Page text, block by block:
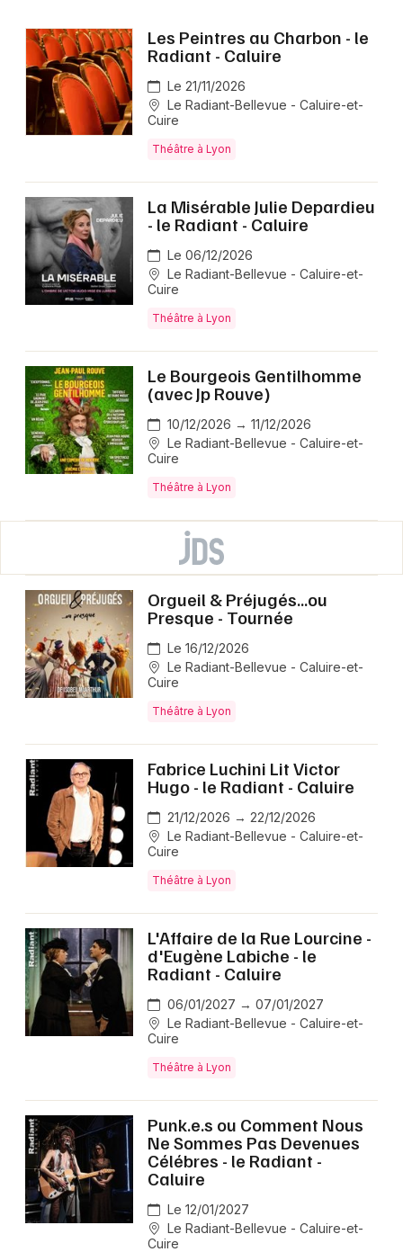
Les Peintres au Charbon - le
Radiant - Caluire
Le 21/11/2026
Le Radiant-Bellevue - Caluire-et-
Cuire
Théâtre à Lyon
La Misérable Julie Depardieu
- le Radiant - Caluire
Le 06/12/2026
Le Radiant-Bellevue - Caluire-et-
Cuire
Théâtre à Lyon
Le Bourgeois Gentilhomme
(avec Jp Rouve)
10/12/2026 → 11/12/2026
Le Radiant-Bellevue - Caluire-et-
Cuire
Théâtre à Lyon
Orgueil & Préjugés...ou
Presque - Tournée
Le 16/12/2026
Le Radiant-Bellevue - Caluire-et-
Cuire
Théâtre à Lyon
Fabrice Luchini Lit Victor
Hugo - le Radiant - Caluire
21/12/2026 → 22/12/2026
Le Radiant-Bellevue - Caluire-et-
Cuire
Théâtre à Lyon
L'Affaire de la Rue Lourcine -
d'Eugène Labiche - le
Radiant - Caluire
06/01/2027 → 07/01/2027
Le Radiant-Bellevue - Caluire-et-
Cuire
Théâtre à Lyon
Punk.e.s ou Comment Nous
Ne Sommes Pas Devenues
Célébres - le Radiant -
Caluire
Le 12/01/2027
Le Radiant-Bellevue - Caluire-et-
Cuire